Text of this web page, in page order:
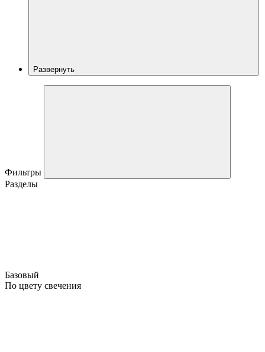
Развернуть
Фильтры
Разделы
Базовый
По цвету свечения